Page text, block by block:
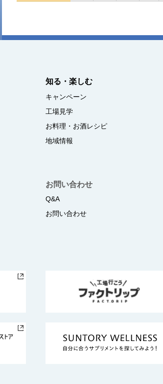
知る・楽しむ
キャンペーン
工場見学
お料理・お酒レシピ
地域情報
お問い合わせ
Q&A
お問い合わせ